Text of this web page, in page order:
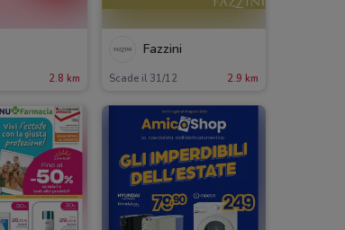
2.8 km
Fazzini
Scade il 31/12 2.9 km